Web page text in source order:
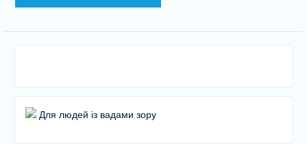
Для людей із вадами зору